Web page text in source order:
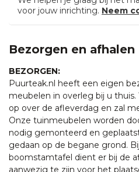
voor jouw inrichting. Neem
Bezorgen en afhalen
BEZORGEN:
Puurteak.nl heeft een eigen
meubelen in overleg bij u
op over de afleverdag en zal
Onze tuinmeubelen worden
nodig gemonteerd en
gedaan op de begane grond.
boomstamtafel dient er bij de
aanwezig te zijn voor het